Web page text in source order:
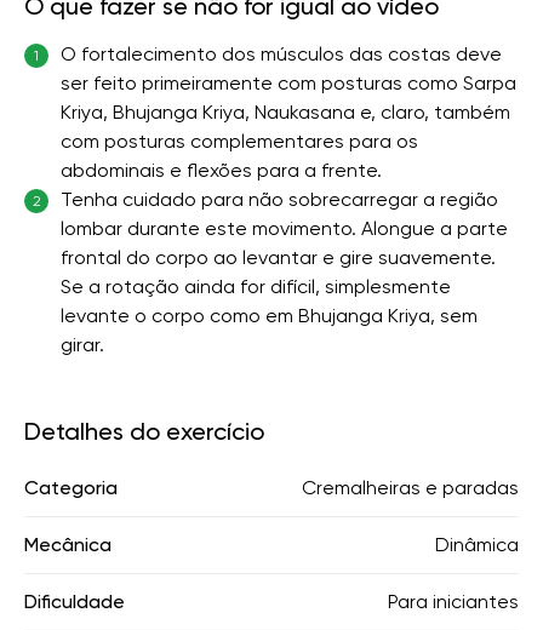
O que fazer se não for igual ao vídeo
1
O fortalecimento dos músculos das costas deve
ser feito primeiramente com posturas como Sarpa
Kriya, Bhujanga Kriya, Naukasana e, claro, também
com posturas complementares para os
abdominais e flexões para a frente.
2
Tenha cuidado para não sobrecarregar a região
lombar durante este movimento. Alongue a parte
frontal do corpo ao levantar e gire suavemente.
Se a rotação ainda for difícil, simplesmente
levante o corpo como em Bhujanga Kriya, sem
girar.
Detalhes do exercício
Categoria Cremalheiras e paradas
Mecânica Dinâmica
Dificuldade Para iniciantes